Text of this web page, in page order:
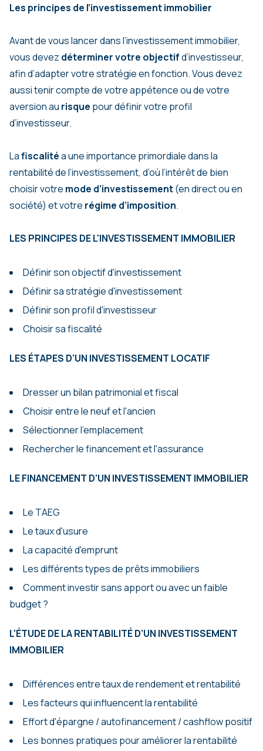
Les principes de l’investissement immobilier
Avant de vous lancer dans l’investissement immobilier,
vous devez déterminer votre objectifd’investisseur,
afin d’adapter votre stratégie en fonction. Vous devez
aussi tenir compte de votre appétence ou de votre
aversion au risque pour définir votre profil
d’investisseur.
Lafiscalitéa une importance primordiale dans la
rentabilité de l’investissement, d’où l’intérêt de bien
choisir votre mode d’investissement(en direct ou en
société) et votre régime d’imposition.
LES PRINCIPES DE L'INVESTISSEMENT IMMOBILIER
Définir son objectif d'investissement
Définir sa stratégie d'investissement
Définir son profil d'investisseur
Choisir sa fiscalité
LES ÉTAPES D'UN INVESTISSEMENT LOCATIF
Dresser un bilan patrimonial et fiscal
Choisir entre le neuf et l'ancien
Sélectionner l'emplacement
Rechercher le financement et l'assurance
LEFINANCEMENT D'UN INVESTISSEMENT IMMOBILIER
Le TAEG
Le taux d'usure
La capacité d'emprunt
Les différents types de prêts immobiliers
Comment investir sans apport ou avec un faible
budget ?
L'ÉTUDE DE LA RENTABILITÉD'UN INVESTISSEMENT
IMMOBILIER
Différences entre taux de rendement et rentabilité
Les facteurs qui influencent la rentabilité
Effort d'épargne / autofinancement / cashflow positif
Les bonnes pratiques pour améliorer la rentabilité